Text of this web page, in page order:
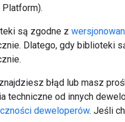
są zgodne z
Dlatego, gdy biblioteki
błąd lub masz
techniczne od innych
deweloperów. Jeśli